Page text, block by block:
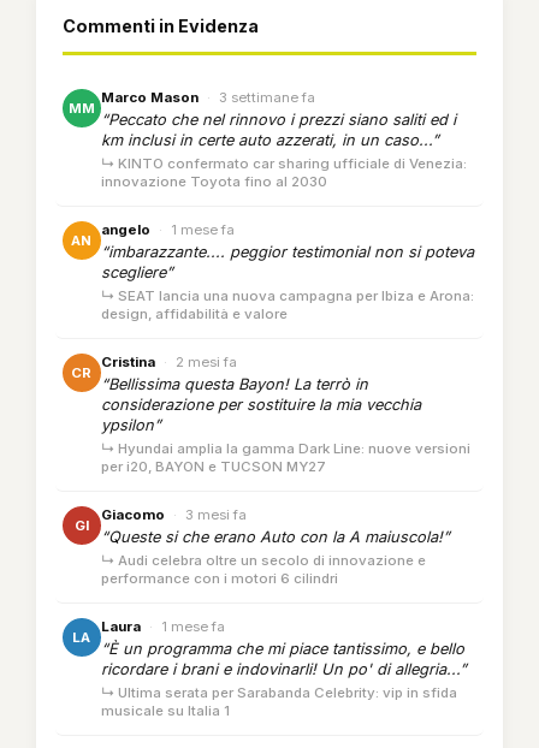
Commenti in Evidenza
MM
Marco Mason · 3 settimane fa
“Peccato che nel rinnovo i prezzi siano saliti ed i
km inclusi in certe auto azzerati, in un caso...”
↳ KINTO confermato car sharing ufficiale di Venezia:
innovazione Toyota fino al 2030
AN
angelo · 1 mese fa
“imbarazzante.... peggior testimonial non si poteva
scegliere”
↳ SEAT lancia una nuova campagna per Ibiza e Arona:
design, affidabilità e valore
CR
Cristina · 2 mesi fa
“Bellissima questa Bayon! La terrò in
considerazione per sostituire la mia vecchia
ypsilon”
↳ Hyundai amplia la gamma Dark Line: nuove versioni
per i20, BAYON e TUCSON MY27
GI
Giacomo · 3 mesi fa
“Queste si che erano Auto con la A maiuscola!”
↳ Audi celebra oltre un secolo di innovazione e
performance con i motori 6 cilindri
LA
Laura · 1 mese fa
“È un programma che mi piace tantissimo, e bello
ricordare i brani e indovinarli! Un po' di allegria...”
↳ Ultima serata per Sarabanda Celebrity: vip in sfida
musicale su Italia 1